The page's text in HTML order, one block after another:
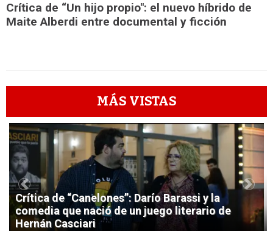
Crítica de “Un hijo propio": el nuevo híbrido de
Maite Alberdi entre documental y ficción
MÁS VISTAS
1
Crítica de “Canelones”: Darío Barassi y la
comedia que nació de un juego literario de
Hernán Casciari
Previous Next